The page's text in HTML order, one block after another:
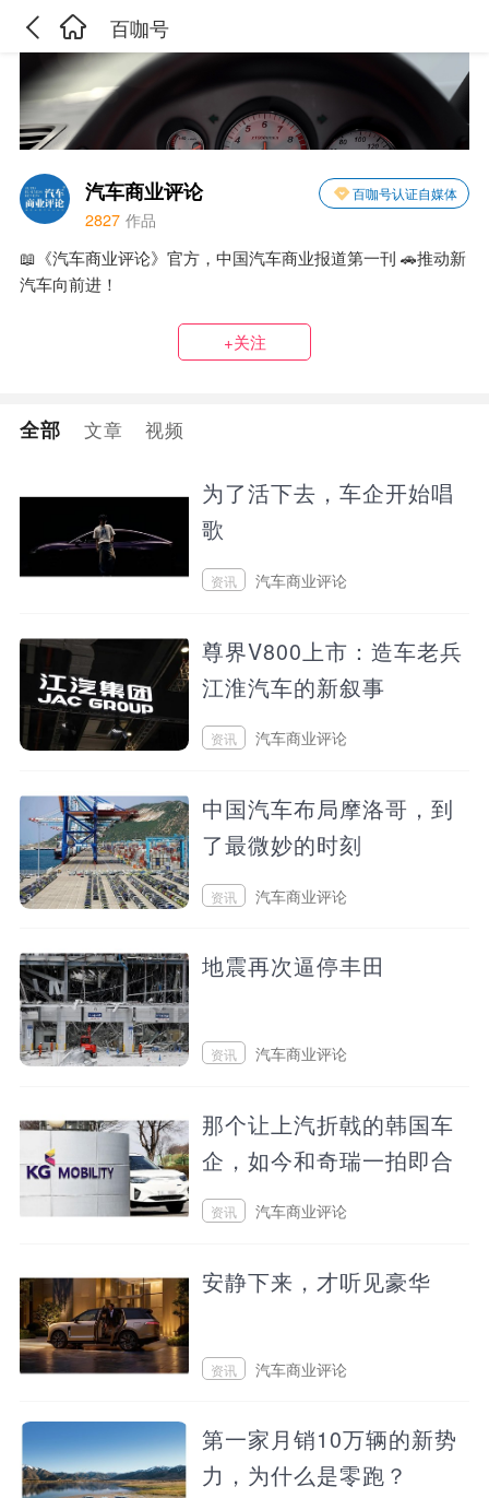
百咖号
汽车商业评论 百咖号认证自媒体
2827 作品
📖《汽车商业评论》官方，中国汽车商业报道第一刊 🚗推动新
汽车向前进！
+关注
全部 文章 视频
为了活下去，车企开始唱
歌
资讯
汽车商业评论
尊界V800上市：造车老兵
江淮汽车的新叙事
资讯
汽车商业评论
中国汽车布局摩洛哥，到
了最微妙的时刻
资讯
汽车商业评论
地震再次逼停丰田
资讯
汽车商业评论
那个让上汽折戟的韩国车
企，如今和奇瑞一拍即合
资讯
汽车商业评论
安静下来，才听见豪华
资讯
汽车商业评论
第一家月销10万辆的新势
力，为什么是零跑？